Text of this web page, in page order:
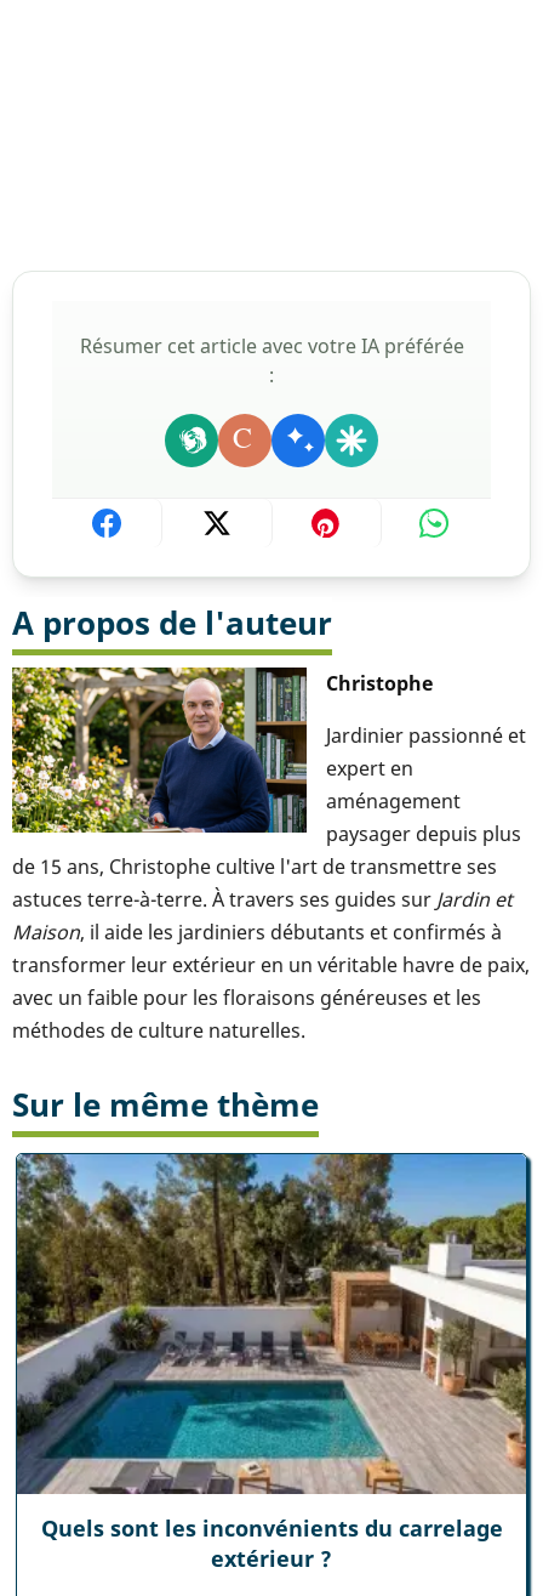
Résumer cet article avec votre IA préférée
:
C
A propos de l'auteur
Christophe
Jardinier passionné et
expert en
aménagement
paysager depuis plus
de 15 ans, Christophe cultive l'art de transmettre ses
astuces terre-à-terre. À travers ses guides sur Jardin et
Maison, il aide les jardiniers débutants et confirmés à
transformer leur extérieur en un véritable havre de paix,
avec un faible pour les floraisons généreuses et les
méthodes de culture naturelles.
Sur le même thème
Quels sont les inconvénients du carrelage
extérieur ?